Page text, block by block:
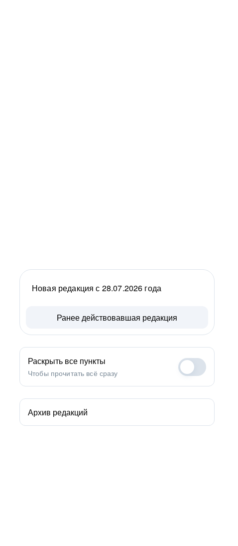
Новая редакция с 28.07.2026 года
Ранее действовавшая редакция
Раскрыть все пункты
Чтобы прочитать всё сразу
Архив редакций